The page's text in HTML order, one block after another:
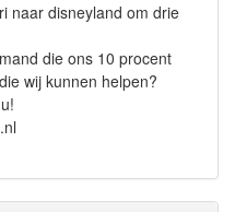
naar disneyland om drie
die ons 10 procent
wij kunnen helpen?